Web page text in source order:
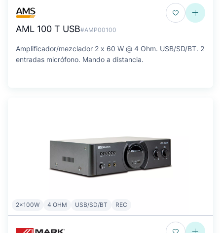
AML 100 T USB#AMP00100
Amplificador/mezclador 2 x 60 W @ 4 Ohm. USB/SD/BT. 2
entradas micrófono. Mando a distancia.
2x100W 4 OHM USB/SD/BT REC